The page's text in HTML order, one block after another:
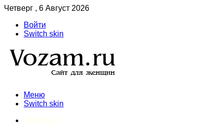
Четверг , 6 Август 2026
Войти
Switch skin
Меню
Switch skin